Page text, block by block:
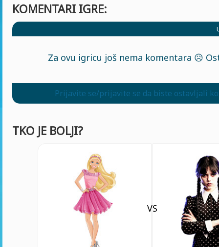
KOMENTARI IGRE:
Za ovu igricu još nema komentara 😥
Prijavite se/prijavite se da biste ostavljali
TKO JE BOLJI?
VS